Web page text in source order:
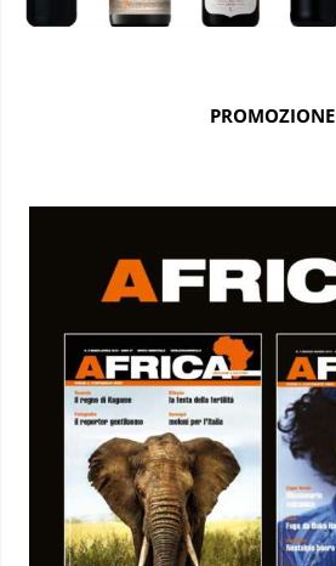
PROMOZIONE